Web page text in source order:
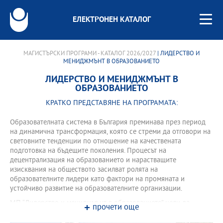
ЕЛЕКТРОНЕН КАТАЛОГ
МАГИСТЪРСКИ ПРОГРАМИ - КАТАЛОГ 2026/2027 | ЛИДЕРСТВО И
МЕНИДЖМЪНТ В ОБРАЗОВАНИЕТО
ЛИДЕРСТВО И МЕНИДЖМЪНТ В
ОБРАЗОВАНИЕТО
КРАТКО ПРЕДСТАВЯНЕ НА ПРОГРАМАТА:
Образователната система в България преминава през период
на динамична трансформация, която се стреми да отговори на
световните тенденции по отношение на качествената
подготовка на бъдещите поколения. Процесът на
децентрализация на образованието и нарастващите
изисквания на обществото засилват ролята на
образователните лидери като фактори на промяната и
устойчиво развитие на образователните организации.
МП “Лидерство и мениджмънт в образованието” цели да
подкрепи бъдещи и настоящи образователни лидери в
прочети още